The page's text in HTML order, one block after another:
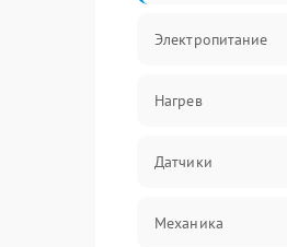
Электропитание
Нагрев
Датчики
Механика